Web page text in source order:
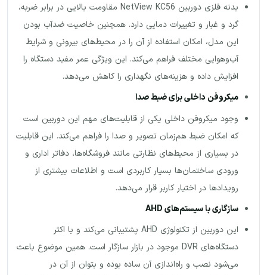
بدنه فلزی دوربین NetView KC56 مقاومت بالایی در برابر ضربه،
گرد و غبار و تغییرات دمایی دارد. همچنین خاصیت ضدآب بودن
این مدل، امکان استفاده از آن را در محیط‌های بیرونی و شرایط
آب‌وهوایی مختلف فراهم می‌کند. این ویژگی عمر مفید دستگاه را
افزایش داده و هزینه‌های نگهداری را کاهش می‌دهد.
میکروفن داخلی برای ضبط صدا
وجود میکروفن داخلی یکی از قابلیت‌های مهم این دوربین است
که امکان ضبط هم‌زمان تصویر و صدا را فراهم می‌کند. این قابلیت
در بسیاری از محیط‌های نظارتی مانند فروشگاه‌ها، دفاتر اداری و
ورودی ساختمان‌ها بسیار کاربردی است و اطلاعات بیشتری از
رویدادها در اختیار کاربر قرار می‌دهد.
سازگاری با سیستم‌های
این دوربین از تکنولوژی AHD پشتیبانی می‌کند و با اکثر
دستگاه‌های DVR موجود در بازار سازگار است. همین موضوع باعث
می‌شود نصب و راه‌اندازی آن ساده بوده و بتوان از آن در